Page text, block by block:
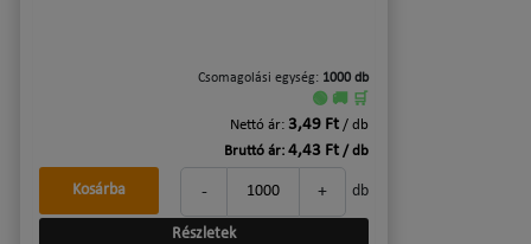
Csomagolási egység: 1000 db
🟢 🚚 🛒
Nettó ár: 3,49 Ft / db
Bruttó ár: 4,43 Ft / db
- + db
Kosárba
Részletek